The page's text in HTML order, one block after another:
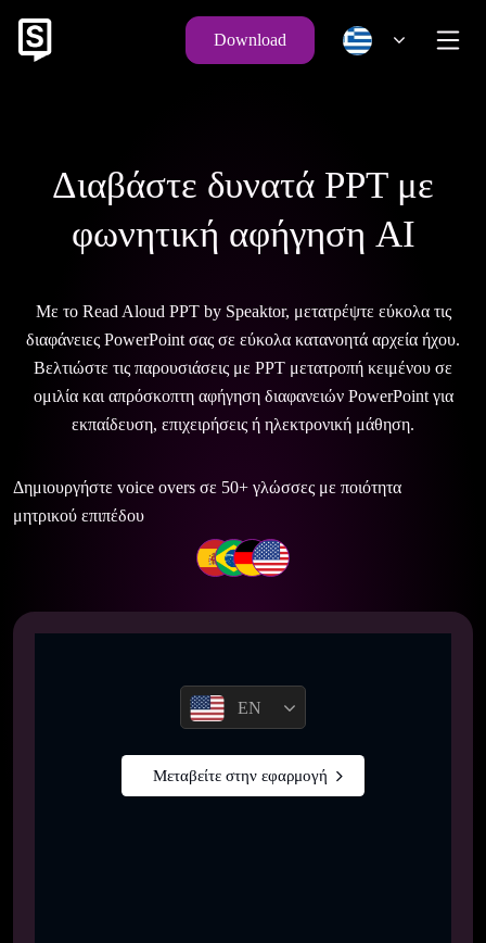
Download
Διαβάστε δυνατά PPT με
φωνητική αφήγηση AI
Με το Read Aloud PPT by Speaktor, μετατρέψτε εύκολα τις
διαφάνειες PowerPoint σας σε εύκολα κατανοητά αρχεία ήχου.
Βελτιώστε τις παρουσιάσεις με PPT μετατροπή κειμένου σε
ομιλία και απρόσκοπτη αφήγηση διαφανειών PowerPoint για
εκπαίδευση, επιχειρήσεις ή ηλεκτρονική μάθηση.
Δημιουργήστε voice overs σε 50+ γλώσσες με ποιότητα
μητρικού επιπέδου
EN
Μεταβείτε στην εφαρμογή